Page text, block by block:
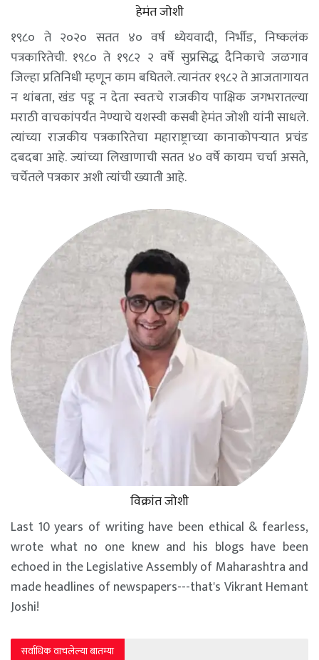
हेमंत जोशी
१९८० ते २०२० सतत ४० वर्ष ध्येयवादी, निर्भीड, निष्कलंक
पत्रकारितेची. १९८० ते १९८२ २ वर्षे सुप्रसिद्ध दैनिकाचे जळगाव
जिल्हा प्रतिनिधी म्हणून काम बघितले. त्यानंतर १९८२ ते आजतागायत
न थांबता, खंड पडू न देता स्वतःचे राजकीय पाक्षिक जगभरातल्या
मराठी वाचकांपर्यंत नेण्याचे यशस्वी कसबी हेमंत जोशी यांनी साधले.
त्यांच्या राजकीय पत्रकारितेचा महाराष्ट्राच्या कानाकोपऱ्यात प्रचंड
दबदबा आहे. ज्यांच्या लिखाणाची सतत ४० वर्षे कायम चर्चा असते,
चर्चेतले पत्रकार अशी त्यांची ख्याती आहे.
विक्रांत जोशी
Last 10 years of writing have been ethical & fearless,
wrote what no one knew and his blogs have been
echoed in the Legislative Assembly of Maharashtra and
made headlines of newspapers---that's Vikrant Hemant
Joshi!
सर्वाधिक वाचलेल्या बातम्या